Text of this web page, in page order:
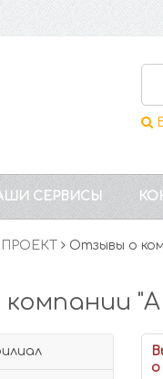
СЕРВИСЫ
Отзывы о
о